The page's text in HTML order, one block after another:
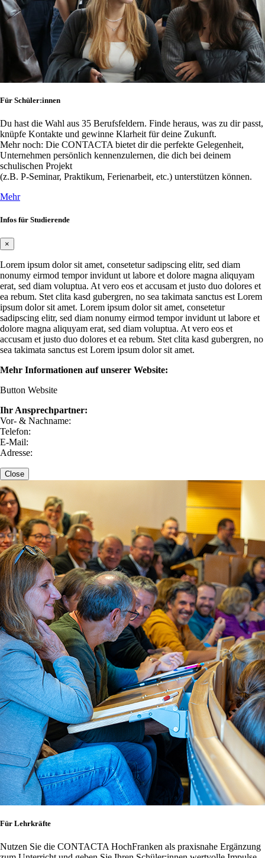
Für Schüler:innen
Du hast die Wahl aus 35 Berufsfeldern. Finde heraus, was zu dir passt,
knüpfe Kontakte und gewinne Klarheit für deine Zukunft.
Mehr noch: Die CONTACTA bietet dir die perfekte Gelegenheit,
Unternehmen persönlich kennenzulernen, die dich bei deinem
schulischen Projekt
(z.B. P-Seminar, Praktikum, Ferienarbeit, etc.) unterstützen können.
Mehr
Infos für Studierende
×
Lorem ipsum dolor sit amet, consetetur sadipscing elitr, sed diam
nonumy eirmod tempor invidunt ut labore et dolore magna aliquyam
erat, sed diam voluptua. At vero eos et accusam et justo duo dolores et
ea rebum. Stet clita kasd gubergren, no sea takimata sanctus est Lorem
ipsum dolor sit amet. Lorem ipsum dolor sit amet, consetetur
sadipscing elitr, sed diam nonumy eirmod tempor invidunt ut labore et
dolore magna aliquyam erat, sed diam voluptua. At vero eos et
accusam et justo duo dolores et ea rebum. Stet clita kasd gubergren, no
sea takimata sanctus est Lorem ipsum dolor sit amet.
Mehr Informationen auf unserer Website:
Button Website
Ihr Ansprechpartner:
Vor- & Nachname:
Telefon:
E-Mail:
Adresse:
Close
Für Lehrkräfte
Nutzen Sie die CONTACTA HochFranken als praxisnahe Ergänzung